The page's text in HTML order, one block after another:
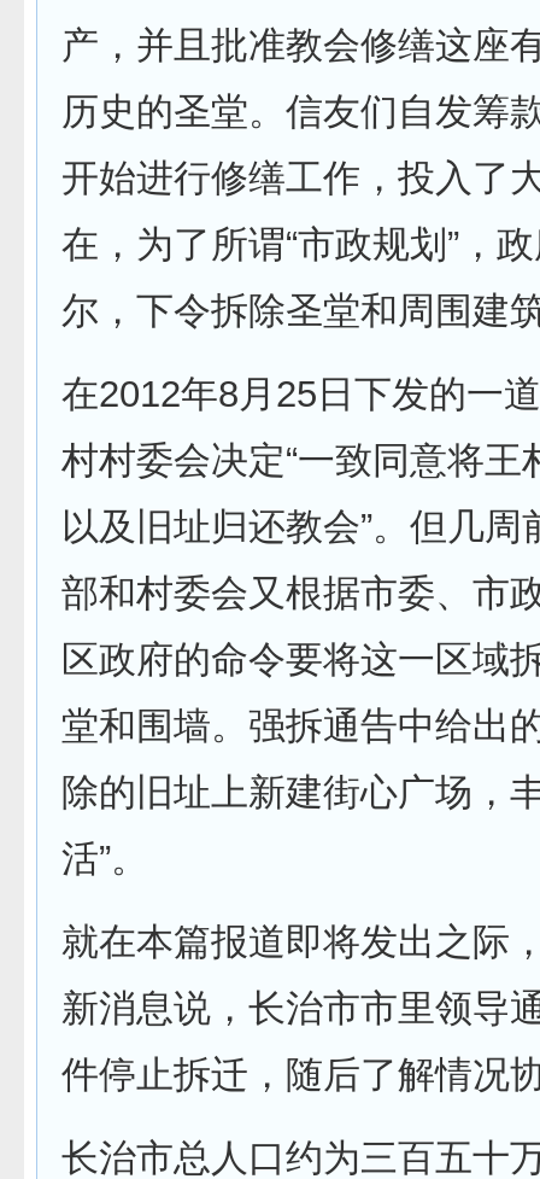
产，并且批准教会修缮这座
历史的圣堂。信友们自发筹
开始进行修缮工作，投入了
在，为了所谓“市政规划”，
尔，下令拆除圣堂和周围建
在2012年8月25日下发的一
村村委会决定“一致同意将王
以及旧址归还教会”。但几周
部和村委会又根据市委、市
区政府的命令要将这一区域
堂和围墙。强拆通告中给出
除的旧址上新建街心广场，
活”。
就在本篇报道即将发出之际
新消息说，长治市市里领导
件停止拆迁，随后了解情况
长治市总人口约为三百五十